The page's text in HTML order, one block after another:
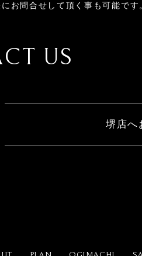
お問合せして頂く事も可能です
US
堺店へ